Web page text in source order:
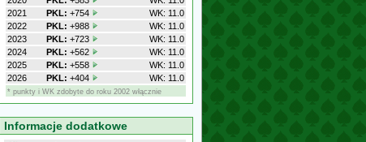
2021
PKL: +754
WK: 11.0
2022
PKL: +988
WK: 11.0
2023
PKL: +723
WK: 11.0
2024
PKL: +562
WK: 11.0
2025
PKL: +558
WK: 11.0
2026
PKL: +404 WK: 11.0
* punkty i WK zdobyte do roku 2002 włącznie
Informacje dodatkowe